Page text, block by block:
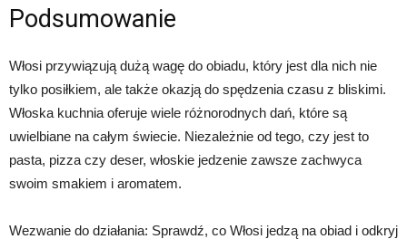
Podsumowanie
Włosi przywiązują dużą wagę do obiadu, który jest dla nich nie
tylko posiłkiem, ale także okazją do spędzenia czasu z bliskimi.
Włoska kuchnia oferuje wiele różnorodnych dań, które są
uwielbiane na całym świecie. Niezależnie od tego, czy jest to
pasta, pizza czy deser, włoskie jedzenie zawsze zachwyca
swoim smakiem i aromatem.
Wezwanie do działania: Sprawdź, co Włosi jedzą na obiad i odkryj